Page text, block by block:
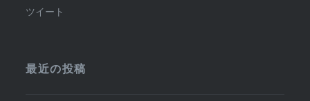
ツイート
最近の投稿